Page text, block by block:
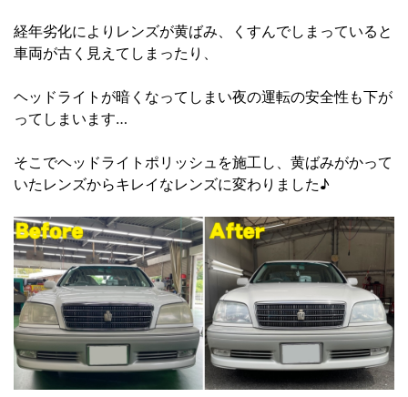
経年劣化によりレンズが黄ばみ、くすんでしまっていると
車両が古く見えてしまったり、
ヘッドライトが暗くなってしまい夜の運転の安全性も下が
ってしまいます…
そこでヘッドライトポリッシュを施工し、黄ばみがかって
いたレンズからキレイなレンズに変わりました♪